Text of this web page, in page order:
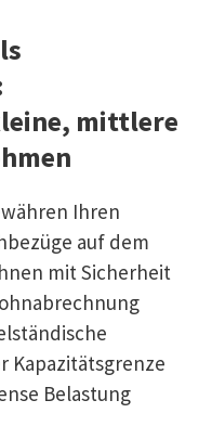
mittlere
Ihren
auf dem
mit Sicherheit
Kapazitätsgrenze
Belastung